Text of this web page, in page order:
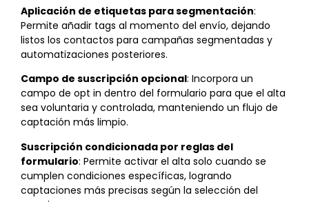
Aplicación de etiquetas para segmentación:
Permite añadir tags al momento del envío, dejando
listos los contactos para campañas segmentadas y
automatizaciones posteriores.
Campo de suscripción opcional: Incorpora un
campo de opt in dentro del formulario para que el alta
sea voluntaria y controlada, manteniendo un flujo de
captación más limpio.
Suscripción condicionada por reglas del
formulario: Permite activar el alta solo cuando se
cumplen condiciones específicas, logrando
captaciones más precisas según la selección del